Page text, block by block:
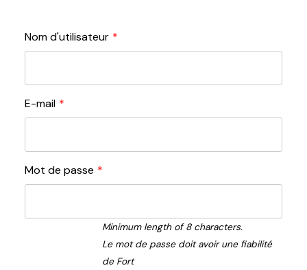
Nom d'utilisateur *
E-mail *
Mot de passe *
Minimum length of 8 characters.
Le mot de passe doit avoir une fiabilité
de Fort